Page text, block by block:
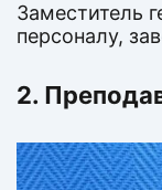
Заместитель
персоналу,
языка.
заслуженный
2.